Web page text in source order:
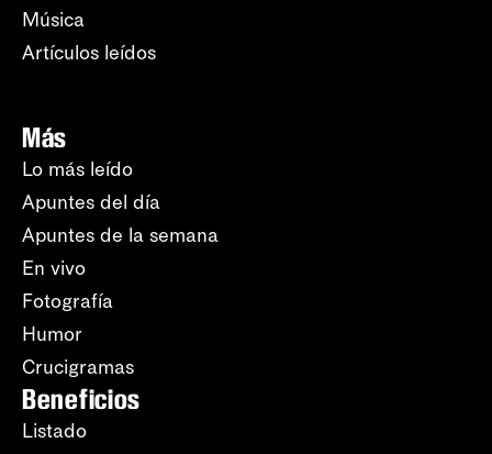
Música
Artículos leídos
Más
Lo más leído
Apuntes del día
Apuntes de la semana
En vivo
Fotografía
Humor
Crucigramas
Beneficios
Listado